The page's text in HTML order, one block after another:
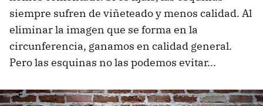
siempre sufren de viñeteado y menos calidad. Al
eliminar la imagen que se forma en la
circunferencia, ganamos en calidad general.
Pero las esquinas no las podemos evitar...